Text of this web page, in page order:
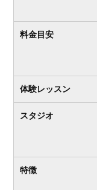
料金目安
体験レッスン
スタジオ
特徴